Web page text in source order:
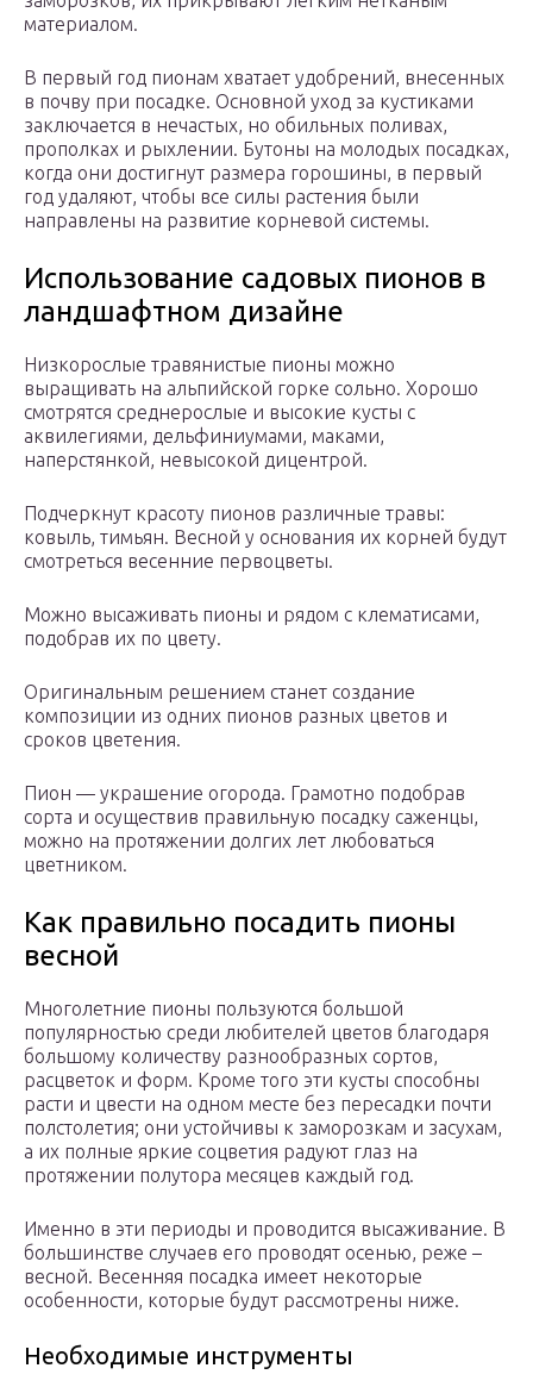
материалом.
В первый год пионам хватает удобрений, внесенных
в почву при посадке. Основной уход за кустиками
заключается в нечастых, но обильных поливах,
прополках и рыхлении. Бутоны на молодых посадках,
когда они достигнут размера горошины, в первый
год удаляют, чтобы все силы растения были
направлены на развитие корневой системы.
Использование садовых пионов в
ландшафтном дизайне
Низкорослые травянистые пионы можно
выращивать на альпийской горке сольно. Хорошо
смотрятся среднерослые и высокие кусты с
аквилегиями, дельфиниумами, маками,
наперстянкой, невысокой дицентрой.
Подчеркнут красоту пионов различные травы:
ковыль, тимьян. Весной у основания их корней будут
смотреться весенние первоцветы.
Можно высаживать пионы и рядом с клематисами,
подобрав их по цвету.
Оригинальным решением станет создание
композиции из одних пионов разных цветов и
сроков цветения.
Пион — украшение огорода. Грамотно подобрав
сорта и осуществив правильную посадку саженцы,
можно на протяжении долгих лет любоваться
цветником.
Как правильно посадить пионы
весной
Многолетние пионы пользуются большой
популярностью среди любителей цветов благодаря
большому количеству разнообразных сортов,
расцветок и форм. Кроме того эти кусты способны
расти и цвести на одном месте без пересадки почти
полстолетия; они устойчивы к заморозкам и засухам,
а их полные яркие соцветия радуют глаз на
протяжении полутора месяцев каждый год.
Именно в эти периоды и проводится высаживание. В
большинстве случаев его проводят осенью, реже –
весной. Весенняя посадка имеет некоторые
особенности, которые будут рассмотрены ниже.
Необходимые инструменты